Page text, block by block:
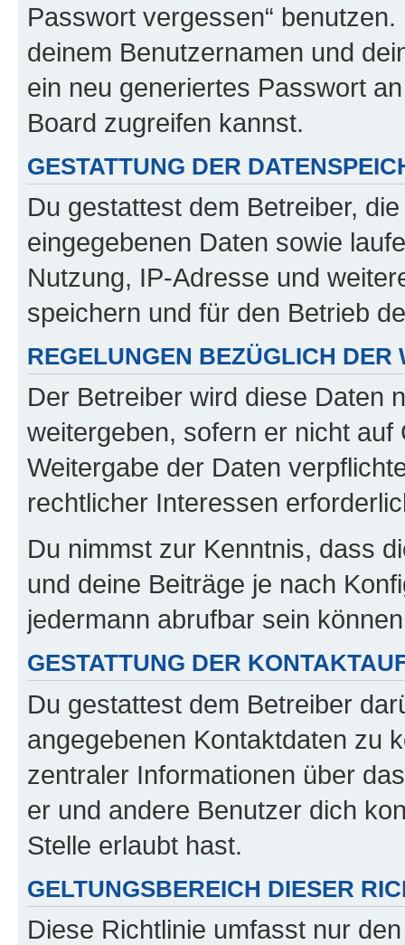
Passwort vergessen“
deinem Benutzernamen und
ein neu generiertes Passwort
Board zugreifen kannst.
GESTATTUNG DER
Du gestattest dem Betreiber,
eingegebenen Daten sowie
Nutzung, IP-Adresse und
speichern und für den Betrieb
REGELUNGEN BEZÜGLICH DER
Der Betreiber wird diese Daten
weitergeben, sofern er nicht
Weitergabe der Daten
rechtlicher Interessen
Du nimmst zur Kenntnis, dass
und deine Beiträge je nach
jedermann abrufbar sein
GESTATTUNG DER
Du gestattest dem Betreiber
angegebenen Kontaktdaten zu
zentraler Informationen über
er und andere Benutzer dich
Stelle erlaubt hast.
GELTUNGSBEREICH DIESER
Diese Richtlinie umfasst nur